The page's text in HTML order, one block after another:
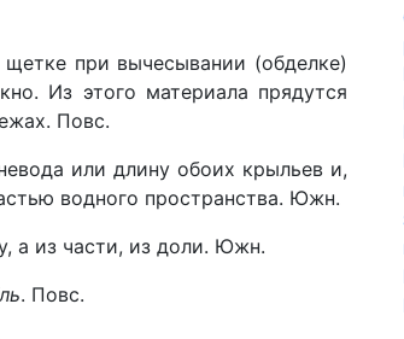
при вычесывании (обделке)
Из этого материала прядутся
Повс.
или длину обоих крыльев и,
водного пространства. Южн.
а из части, из доли. Южн.
. Повс.